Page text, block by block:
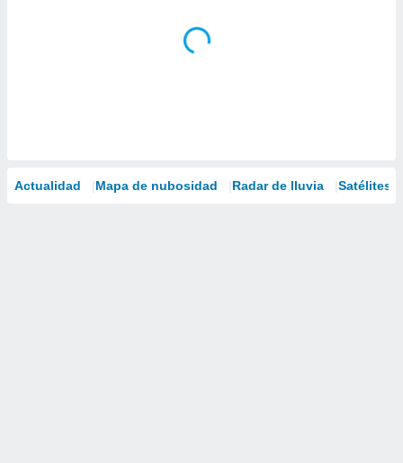
Actualidad Mapa de nubosidad Radar de lluvia Satélites